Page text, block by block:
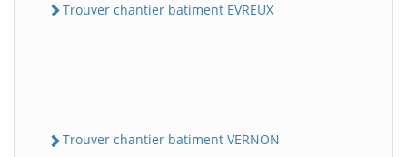
Trouver chantier batiment EVREUX
Trouver chantier batiment VERNON